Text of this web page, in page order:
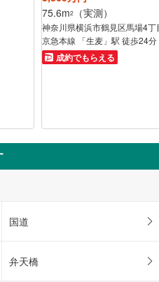
75.6m2 （実測）
神奈川県横浜市鶴見区馬場4丁
京急本線 「生麦」駅 徒歩24分
成約でもらえる
国道
弁天橋